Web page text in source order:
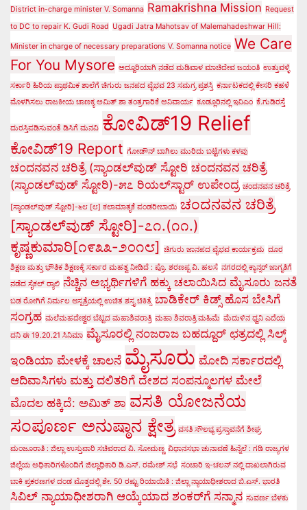
District in-charge minister V. Somanna Ramakrishna Mission Request
to DC to repair K. Gudi Road Ugadi Jatra Mahotsav of Malemahadeshwar Hill:
Minister in charge of necessary preparations V. Somanna notice We Care
For You Mysore ಅದ್ದೂರಿಯಾಗಿ ನಡೆದ ಮಡಿವಾಳ ಮಾಚಿದೇವ ಜಯಂತಿ ಉತ್ತುವಳ್ಳಿ
ಸರ್ಕಾರಿ ಹಿರಿಯ ಪ್ರಾಥಮಿಕ ಶಾಲೆಗೆ ಚಿಗುರು ಜನಪದ ವೈಭವ 23 ಸಮಗ್ರ ಪ್ರಶಸ್ತಿ ಕರ್ನಾಟಕದಲ್ಲಿ ಕೇಸರಿ ಕಹಳೆ
ಮೊಳಗಿಸಲು ರಾಜಕೀಯ ಚಾಣಕ್ಯ ಅಮಿತ್ ಶಾ ತಂತ್ರಗಾರಿಕೆ ಅನಿವಾರ್ಯ ಕೂಡ್ಲೂರಿನಲ್ಲಿ ಇವಿಎಂ ಕೆ.ಗುಡಿರಸ್ತೆ
ದುರಸ್ತಿಪಡಿಸುವಂತೆ ಡಿಸಿಗೆ ಮನವಿ ಕೋವಿಡ್‌19 Relief
ಕೋವಿಡ್‌19 Report ಗೋಡೌನ್ ಬಾಗಿಲು ಮುರಿದು ಬಟ್ಟೆಗಳು ಕಳವು
ಚಂದನವನ ಚರಿತ್ರೆ (ಸ್ಯಾಂಡಲ್‌ವುಡ್ ಸ್ಟೋರಿ ಚಂದನವನ ಚರಿತ್ರೆ
(ಸ್ಯಾಂಡಲ್‌ವುಡ್ ಸ್ಟೋರಿ)-೫೭ ರಿಯಲ್‌ಸ್ಟಾರ್ ಉಪೇಂದ್ರ ಚಂದನವನ ಚರಿತ್ರೆ
[ಸ್ಯಾಂಡಲ್‌ವುಡ್ ಸ್ಟೋರಿ]-೬೮ [೮] ಕಲಾಮಾತೃಕೆ ಪಂಡರೀಬಾಯಿ ಚಂದನವನ ಚರಿತ್ರೆ
[ಸ್ಯಾಂಡಲ್‌ವುಡ್ ಸ್ಟೋರಿ]-೭೧.(೧೧.)
ಕೃಷ್ಣಕುಮಾರಿ[೧೯೩೩-೨೦೧೮]
ಚಿಗುರು ಜಾನಪದ ವೈಭವ ಕಾರ್ಯಕ್ರಮ ದೂರ
ಶಿಕ್ಷಣ ಮತ್ತು ಭೌತಿಕ ಶಿಕ್ಷಣಕ್ಕೆ ಸರ್ಕಾರ ಮಹತ್ವ ನೀಡಿದೆ : ಪ್ರೊ. ಶರಣಪ್ಪ ವಿ. ಹಲಸೆ ನಗರದಲ್ಲಿ ಕ್ಯಾನ್ಸರ್ ಜಾಗೃತಿಗೆ
ನಡೆದ ಸೈಕಲ್ ರ್‍ಯಾಲಿ ನೆಚ್ಚಿನ ಅಭ್ಯರ್ಥಿಗಳಿಗೆ ಹಕ್ಕು ಚಲಾಯಿಸಿದ ಮೈಸೂರು ಜನತೆ
ಬಡ ರೋಗಿಗೆ ನಿರ್ಮಲ ಆಸ್ಪತ್ರೆಯಲ್ಲಿ ಉಚಿತ ಶಸ್ತೃ ಚಿಕಿತ್ಸೆ ಬಾಡಿಕೇರ್ ಕಿಡ್ಸ್ ಹೊಸ ಬೇಸಿಗೆ
ಸಂಗ್ರಹ ಮಲೆಮಹದೇಶ್ವರ ಬೆಟ್ಟದ ಮಹಾಶಿವರಾತ್ರಿ ಮಹಾ ಶಿವರಾತ್ರಿ ಮಹಿಮೆ ಮೆದುಳಿನ ಧ್ವನಿ ಎದೆಯ
ದನಿ ಈ 19.20.21 ಸಿನಿಮಾ ಮೈಸೂರಲ್ಲಿ ನಂಜರಾಜ ಬಹದ್ದೂರ್ ಛತ್ರದಲ್ಲಿ ಸಿಲ್ಕ್
ಇಂಡಿಯಾ ಮೇಳಕ್ಕೆ ಚಾಲನೆ ಮೈಸೂರು ಮೋದಿ ಸರ್ಕಾರದಲ್ಲಿ
ಆದಿವಾಸಿಗಳು ಮತ್ತು ದಲಿತರಿಗೆ ದೇಶದ ಸಂಪನ್ಮೂಲಗಳ ಮೇಲೆ
ಮೊದಲ ಹಕ್ಕಿದೆ: ಅಮಿತ್ ಶಾ ವಸತಿ ಯೋಜನೆಯ
ಸಂಪೂರ್ಣ ಅನುಷ್ಠಾನ ಕ್ಷೇತ್ರ ವಸತಿ ಸೌಲಭ್ಯ ಪ್ರಸ್ತಾವನೆಗೆ ಶೀಘ್ರ
ಮಂಜೂರಾತಿ : ಜಿಲ್ಲಾ ಉಸ್ತುವಾರಿ ಸಚಿವರಾದ ವಿ. ಸೋಮಣ್ಣ ವಿಧಾನಸಭಾ ಚುನಾವಣೆ ಹಿನ್ನೆಲೆ : ಗಡಿ ರಾಜ್ಯಗಳ
ಜಿಲ್ಲೆಯ ಅಧಿಕಾರಿಗಳೊಂದಿಗೆ ಜಿಲ್ಲಾಧಿಕಾರಿ ಡಿ.ಎಸ್. ರಮೇಶ್ ಸಭೆ ಸಂಚಾರಿ ಇ-ಚಲನ್ ನಲ್ಲಿ ದಾಖಲಾಗಿರುವ
ಬಾಕಿ ಪ್ರಕರಣಗಳ ದಂಡ ಮೊತ್ತದಲ್ಲಿ ಶೇ. 50 ರಷ್ಟು ರಿಯಾಯಿತಿ : ಜಿಲ್ಲಾ ನ್ಯಾಯಾಧೀಶರಾದ ಬಿ.ಎಸ್. ಭಾರತಿ
ಸಿವಿಲ್ ನ್ಯಾಯಾಧೀಶರಾಗಿ ಆಯ್ಕೆಯಾದ ಶಂಕರ್‌ಗೆ ಸನ್ಮಾನ ಸುವರ್ಣ ಬೆಳಕು